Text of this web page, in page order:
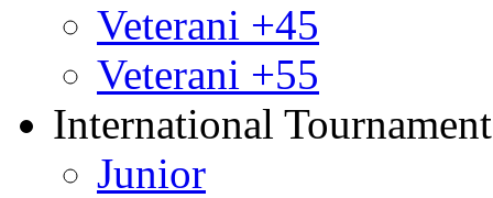
Veterani +45
Veterani +55
International
Junior